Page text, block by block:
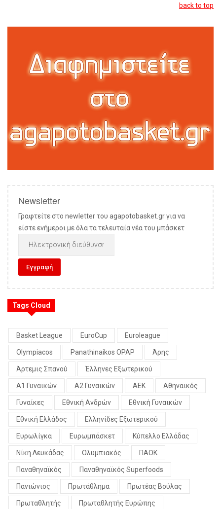
back to top
Newsletter
Γραφτείτε στο newletter του agapotobasket.gr για να
είστε ενήμεροι με όλα τα τελευταία νέα του μπάσκετ
Tags Cloud
Basket League EuroCup Euroleague
Olympiacos Panathinaikos OPAP Άρης
Άρτεμις Σπανού Έλληνες Εξωτερικού
Α1 Γυναικών Α2 Γυναικών ΑΕΚ Αθηναικός
Γυναίκες Εθνική Ανδρών Εθνική Γυναικών
Εθνική Ελλάδος Ελληνίδες Εξωτερικού
Ευρωλίγκα Ευρωμπάσκετ Κύπελλο Ελλάδας
Νίκη Λευκάδας Ολυμπιακός ΠΑΟΚ
Παναθηναϊκός Παναθηναϊκός Superfoods
Πανιώνιος Πρωτάθλημα Πρωτέας Βούλας
Πρωταθλητής Πρωταθλητής Ευρώπης